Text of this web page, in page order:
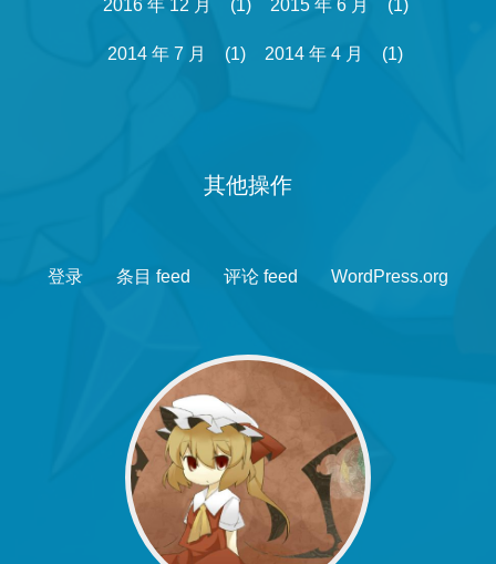
2016 年 12 月 (1) 2015 年 6 月 (1)
2014 年 7 月 (1) 2014 年 4 月 (1)
其他操作
登录 条目 feed 评论 feed WordPress.org